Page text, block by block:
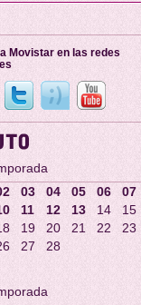
Movistar en las redes
03 04 05 06 07
11 12 13 14 15
19 20 21 22 23
27 28